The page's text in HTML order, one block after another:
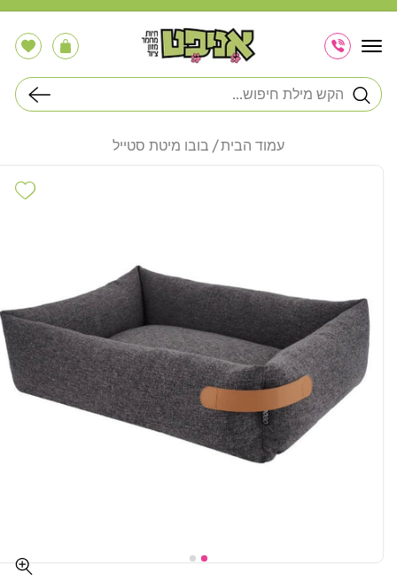
דלג
לתוכן
חיפוש
עֲגָלָההרשימה
שלי
עמוד הבית בובו מיטת סטייל
דלג